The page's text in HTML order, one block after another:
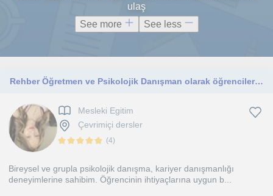
ulaş
See more
See less
Rehber Öğretmen ve Psikolojik Danışman olarak öğrencilerin akademik ve kişisel gelişimlerinde danışmanlık ve koçluk hizmeti!
Mesleki Egitim
Çevrimiçi dersler
(4)
Bireysel ve grupla psikolojik danışma, kariyer danışmanlığı
deneyimlerine sahibim. Öğrencinin ihtiyaçlarına uygun b...